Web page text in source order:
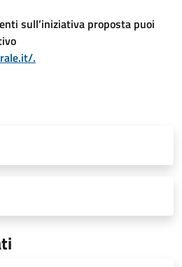
sull’iniziativa proposta puoi
.